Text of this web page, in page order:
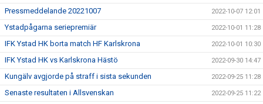
Pressmeddelande 20221007 2022-10-07 12:01
Ystadpågarna seriepremiär 2022-10-01 11:28
IFK Ystad HK borta match HF Karlskrona 2022-10-01 10:30
IFK Ystad HK vs Karlskrona Hästö 2022-09-30 14:47
Kungälv avgjorde på straff i sista sekunden 2022-09-25 11:28
Senaste resultaten i Allsvenskan 2022-09-25 11:22